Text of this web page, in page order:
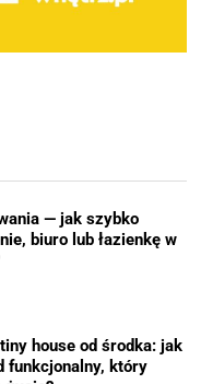
— jak szybko
biuro lub łazienkę w
house od środka: jak
funkcjonalny, który